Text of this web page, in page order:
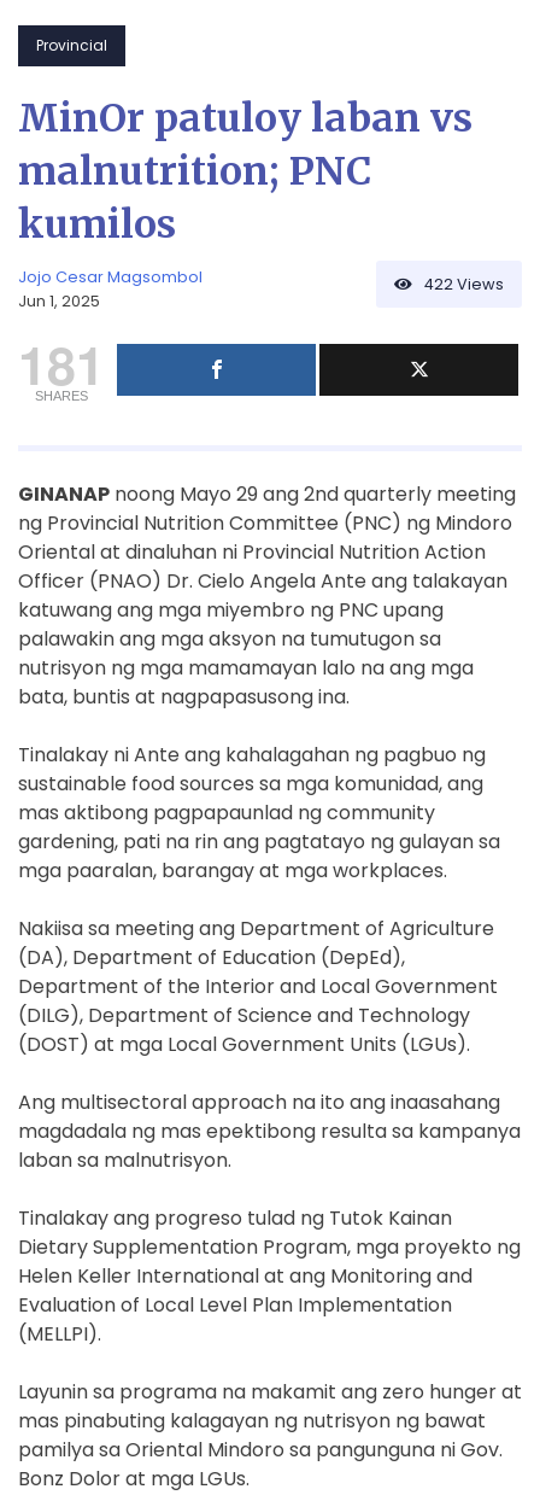
Provincial
MinOr patuloy laban vs
malnutrition; PNC
kumilos
Jojo Cesar Magsombol
Jun 1, 2025
422Views
181
SHARES
GINANAP noong Mayo 29 ang 2nd quarterly meeting
ng Provincial Nutrition Committee (PNC) ng Mindoro
Oriental at dinaluhan ni Provincial Nutrition Action
Officer (PNAO) Dr. Cielo Angela Ante ang talakayan
katuwang ang mga miyembro ng PNC upang
palawakin ang mga aksyon na tumutugon sa
nutrisyon ng mga mamamayan lalo na ang mga
bata, buntis at nagpapasusong ina.
Tinalakay ni Ante ang kahalagahan ng pagbuo ng
sustainable food sources sa mga komunidad, ang
mas aktibong pagpapaunlad ng community
gardening, pati na rin ang pagtatayo ng gulayan sa
mga paaralan, barangay at mga workplaces.
Nakiisa sa meeting ang Department of Agriculture
(DA), Department of Education (DepEd),
Department of the Interior and Local Government
(DILG), Department of Science and Technology
(DOST) at mga Local Government Units (LGUs).
Ang multisectoral approach na ito ang inaasahang
magdadala ng mas epektibong resulta sa kampanya
laban sa malnutrisyon.
Tinalakay ang progreso tulad ng Tutok Kainan
Dietary Supplementation Program, mga proyekto ng
Helen Keller International at ang Monitoring and
Evaluation of Local Level Plan Implementation
(MELLPI).
Layunin sa programa na makamit ang zero hunger at
mas pinabuting kalagayan ng nutrisyon ng bawat
pamilya sa Oriental Mindoro sa pangunguna ni Gov.
Bonz Dolor at mga LGUs.